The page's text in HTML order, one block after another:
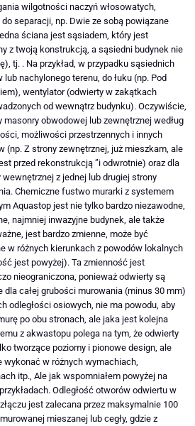
wilgotności naczyń włosowatych,
separacji, np. Dwie ze sobą powiązane
ściana jest sąsiadem, który jest
z twoją konstrukcją, a sąsiedni budynek nie
tj. . Na przykład, w przypadku sąsiednich
lub nachylonego terenu, do łuku (np. Pod
wentylator (odwierty w zakątkach
od wewnątrz budynku). Oczywiście,
masonry obwodowej lub zewnętrznej według
możliwości przestrzennych i innych
(np. Z strony zewnętrznej, już mieszkam, ale
przed rekonstrukcją ”i odwrotnie) oraz dla
wewnętrznej z jednej lub drugiej strony
Chemiczne fustwo murarki z systemem
Aquastop jest nie tylko bardzo niezawodne,
najmniej inwazyjne budynek, ale także
jest bardzo zmienne, może być
w różnych kierunkach z powodów lokalnych
jest powyżej). Ta zmienność jest
nieograniczona, ponieważ odwierty są
dla całej grubości murowania (minus 30 mm)
odległości osiowych, nie ma powodu, aby
po obu stronach, ale jaka jest kolejna
z akwastopu polega na tym, że odwierty
tworzące poziomy i pionowe design, ale
wykonać w różnych wymachiach,
itp., Ale jak wspomniałem powyżej na
Odległość otworów odwiertu w
jest zalecana przez maksymalnie 100
mieszanej lub cegły, gdzie z